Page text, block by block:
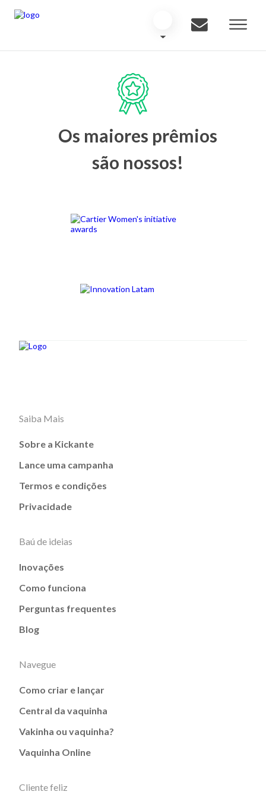
Os maiores prêmios
são nossos!
Saiba Mais
Sobre a Kickante
Lance uma campanha
Termos e condições
Privacidade
Baú de ideias
Inovações
Como funciona
Perguntas frequentes
Blog
Navegue
Como criar e lançar
Central da vaquinha
Vakinha ou vaquinha?
Vaquinha Online
Cliente feliz